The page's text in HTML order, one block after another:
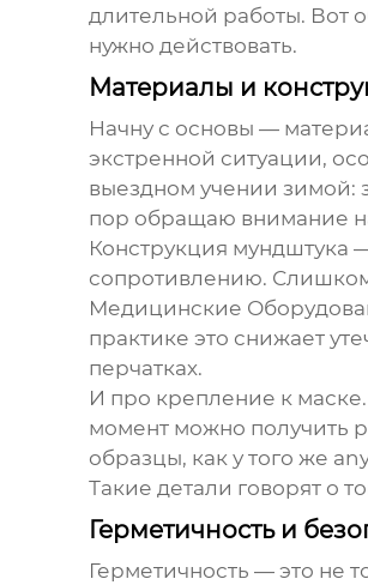
длительной работы. Вот
нужно действовать.
Материалы и
Начну с основы —
экстренной ситуации,
выездном учении зимой:
пор обращаю внимание
Конструкция мундштука
сопротивлению. Слишком
Медицинские
практике это снижает
перчатках.
И про крепление к
момент можно получить
образцы, как у того же
Такие детали говорят о
Герметичность и
Герметичность — это не